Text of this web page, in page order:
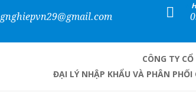
CÔNG TY
ĐẠI LÝ NHẬP KHẨU VÀ PHÂN